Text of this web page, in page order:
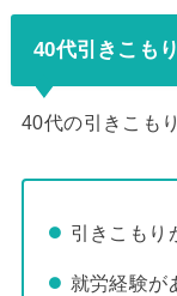
40代引きこも
40代の引きこも
引きこもり
就労経験が